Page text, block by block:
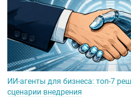
ИИ-агенты для бизнеса: топ-7
сценарии внедрения